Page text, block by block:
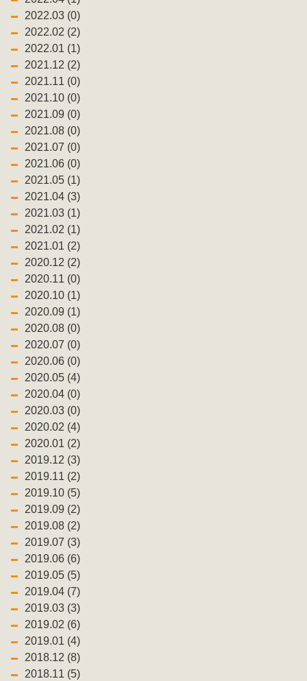
2022.03 (0)
2022.02 (2)
2022.01 (1)
2021.12 (2)
2021.11 (0)
2021.10 (0)
2021.09 (0)
2021.08 (0)
2021.07 (0)
2021.06 (0)
2021.05 (1)
2021.04 (3)
2021.03 (1)
2021.02 (1)
2021.01 (2)
2020.12 (2)
2020.11 (0)
2020.10 (1)
2020.09 (1)
2020.08 (0)
2020.07 (0)
2020.06 (0)
2020.05 (4)
2020.04 (0)
2020.03 (0)
2020.02 (4)
2020.01 (2)
2019.12 (3)
2019.11 (2)
2019.10 (5)
2019.09 (2)
2019.08 (2)
2019.07 (3)
2019.06 (6)
2019.05 (5)
2019.04 (7)
2019.03 (3)
2019.02 (6)
2019.01 (4)
2018.12 (8)
2018.11 (5)